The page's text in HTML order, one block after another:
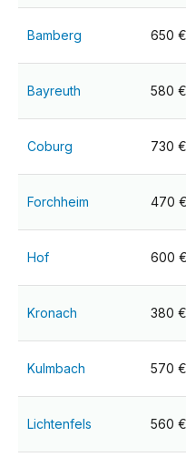
Bamberg 650
Bayreuth 580
Coburg 730
Forchheim 470
Hof 600
Kronach 380
Kulmbach 570
Lichtenfels 560